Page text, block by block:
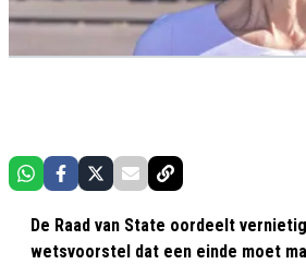
De Raad van State oordeelt
wetsvoorstel dat een einde moet